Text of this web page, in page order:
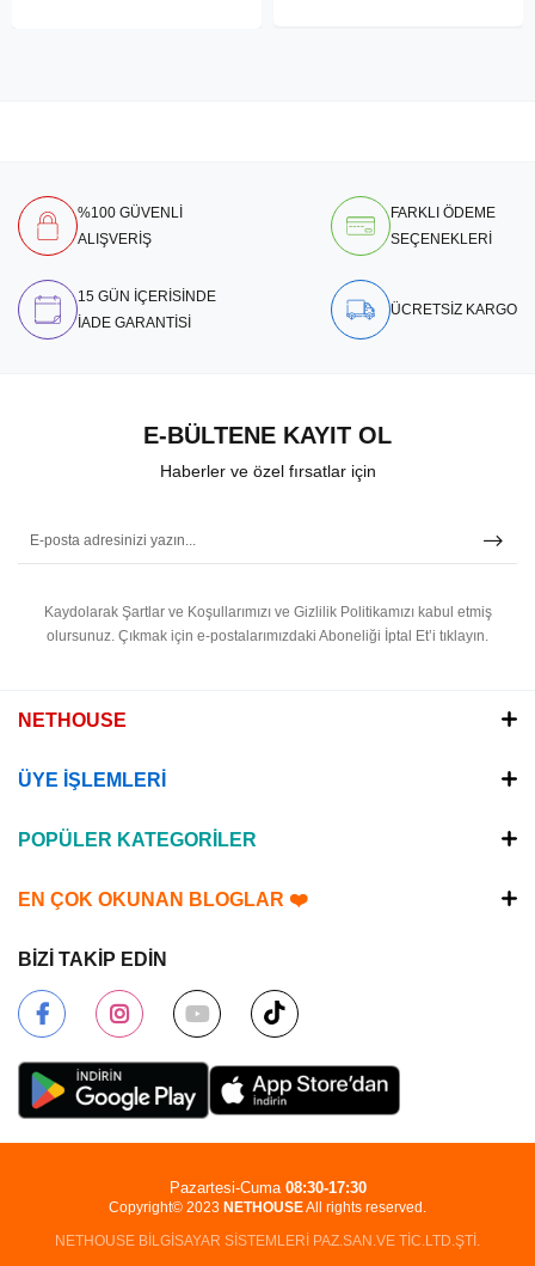
%100 GÜVENLİ
ALIŞVERİŞ
FARKLI ÖDEME
SEÇENEKLERİ
15 GÜN İÇERİSİNDE
İADE GARANTİSİ
ÜCRETSİZ KARGO
E-BÜLTENE KAYIT OL
Haberler ve özel fırsatlar için
Kaydolarak Şartlar ve Koşullarımızı ve Gizlilik Politikamızı kabul etmiş
olursunuz. Çıkmak için e-postalarımızdaki Aboneliği İptal Et’i tıklayın.
NETHOUSE
ÜYE İŞLEMLERİ
POPÜLER KATEGORİLER
EN ÇOK OKUNAN BLOGLAR ❤️
BİZİ TAKİP EDİN
Copyright© 2023 NETHOUSEAll rights reserved.
NETHOUSE BİLGİSAYAR SİSTEMLERİ PAZ.SAN.VE TİC.LTD.ŞTİ.
Pazartesi-Cuma 08:30-17:30